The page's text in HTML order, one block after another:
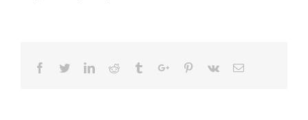
Facebook
TwitterLinkedinReddit TumblrGoogle+Pinterest
Vk Email